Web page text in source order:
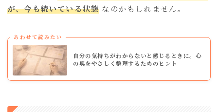
が、今も続いている状態 なのかもしれません。
あわせて読みたい
自分の気持ちがわからないと感じるときに。心
の奥をやさしく整理するためのヒント